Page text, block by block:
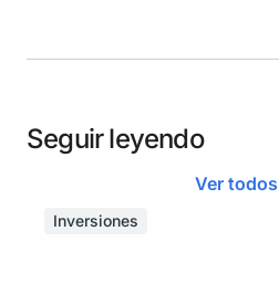
Seguir leyendo
Ver todos
Inversiones